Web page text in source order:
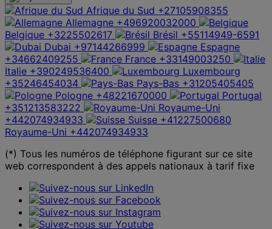
Afrique du Sud +27105908355
Allemagne +496920032000
Belgique +3225502617 Brésil +55114949-6591
Dubai +97144266999
Espagne
+34662409255
France +33149003250
Italie +390249536400
Luxembourg
+35246454034
Pays-Bas +31205405405
Pologne +48221670000
Portugal
+351213583222
Royaume-Uni
+442074934933
Suisse +41227500680
Royaume-Uni +442074934933
(*) Tous les numéros de téléphone figurant sur ce site
web correspondent à des appels nationaux à tarif fixe